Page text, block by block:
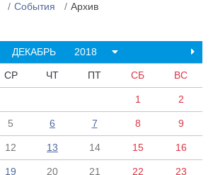
События Архив
ДЕКАБРЬ 2018
СР ЧТ ПТ СБ ВС
1 2
5 6 7 8 9
12 13 14 15 16
19 20 21 22 23